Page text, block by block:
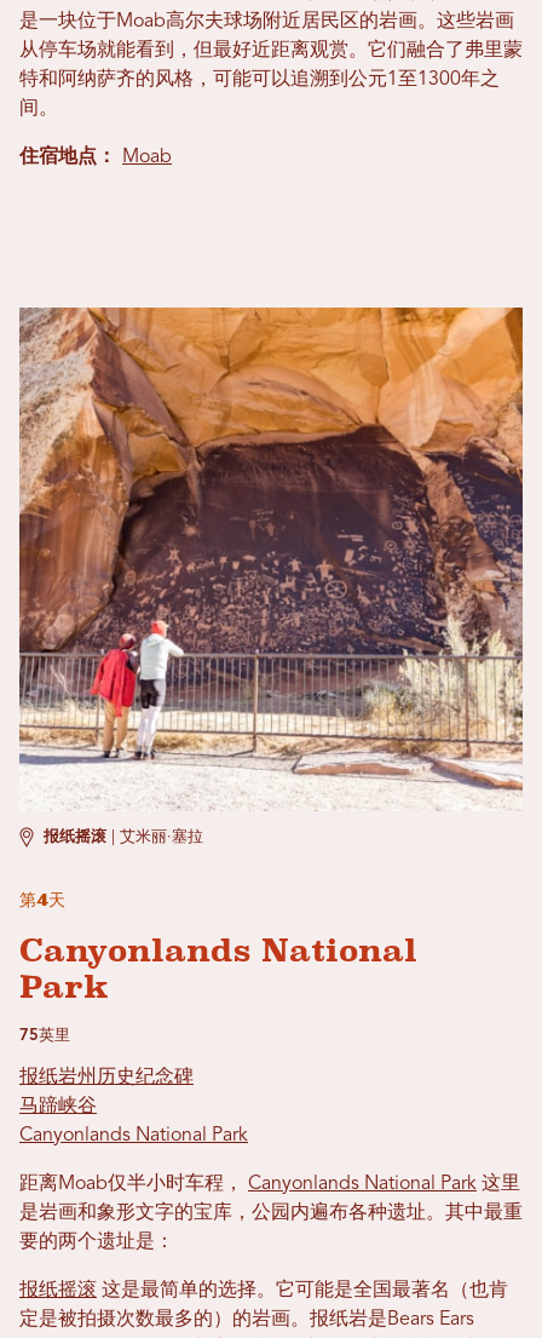
是一块位于Moab高尔夫球场附近居民区的岩画。这些岩画
从停车场就能看到，但最好近距离观赏。它们融合了弗里蒙
特和阿纳萨齐的风格，可能可以追溯到公元1至1300年之
间。
住宿地点： Moab
报纸摇滚 艾米丽·塞拉
第4天
Canyonlands National
Park
75英里
报纸岩州历史纪念碑
马蹄峡谷
Canyonlands National Park
距离Moab仅半小时车程， Canyonlands National Park 这里
是岩画和象形文字的宝库，公园内遍布各种遗址。其中最重
要的两个遗址是：
报纸摇滚 这是最简单的选择。它可能是全国最著名（也肯
定是被拍摄次数最多的）的岩画。报纸岩是Bears Ears